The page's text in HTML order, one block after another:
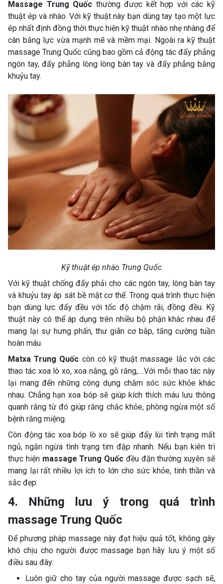
Massage Trung Quốc thường được kết hợp với các kỹ
thuật ép và nhào. Với kỹ thuật này bạn dùng tay tạo một lực
ép nhất định đồng thời thực hiện kỹ thuật nhào nhẹ nhàng để
cân bằng lực vừa mạnh mẽ và mềm mại. Ngoài ra kỹ thuật
massage Trung Quốc cũng bao gồm cả động tác đẩy phẳng
ngón tay, đẩy phẳng lòng lòng bàn tay và đẩy phẳng bằng
khuỷu tay.
Kỹ thuật ép nhào Trung Quốc
Với kỹ thuật chống đẩy phải cho các ngón tay, lòng bàn tay
và khuỷu tay áp sát bề mặt cơ thể. Trong quá trình thực hiện
bạn dùng lực đẩy đều với tốc độ chậm rãi, đồng đều. Kỹ
thuật này có thể áp dụng trên nhiều bộ phận khác nhau để
mang lại sự hưng phấn, thư giãn cơ bắp, tăng cường tuần
hoàn máu.
Matxa Trung Quốc còn có kỹ thuật massage lắc với các
thao tác xoa lò xo, xoa nắng, gõ răng,....Với mỗi thao tác này
lại mang đến những công dụng chăm sóc sức khỏe khác
nhau. Chẳng hạn xoa bóp sẽ giúp kích thích máu lưu thông
quanh răng từ đó giúp răng chắc khỏe, phòng ngừa một số
bệnh răng miệng.
Còn động tác xoa bóp lò xo sẽ giúp đẩy lùi tình trạng mất
ngủ, ngăn ngừa tình trạng tim đập nhanh. Nếu bạn kiên trì
thực hiện massage Trung Quốc đều đặn thường xuyên sẽ
mang lại rất nhiều lợi ích to lớn cho sức khỏe, tinh thần và
sắc đẹp.
4. Những lưu ý trong quá trình
massage Trung Quốc
Để phương pháp massage này đạt hiệu quả tốt, không gây
khó chịu cho người được massage bạn hãy lưu ý một số
điều sau đây:
Luôn giữ cho tay của người massage được sạch sẽ,